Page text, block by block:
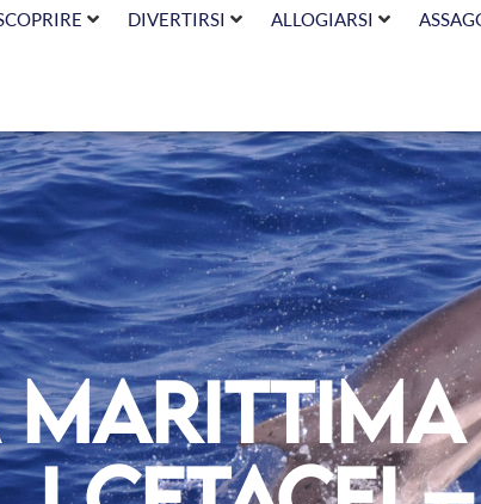
DIVERTIRSI ALLOGIARSI